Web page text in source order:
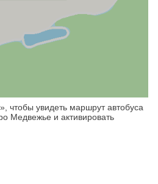
чтобы увидеть маршрут автобуса
Медвежье и активировать